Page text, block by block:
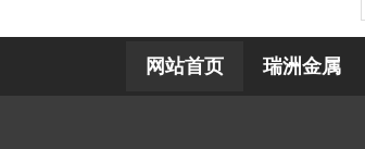
网站首页 瑞洲金属